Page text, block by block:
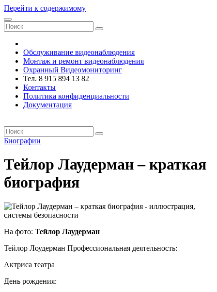
Перейти к содержимому
Обслуживание видеонаблюдения
Монтаж и ремонт видеонаблюдения
Охранный Видеомониторинг
Тел. 8 915 894 13 82
Контакты
Политика конфиденциальности
Документация
Биографии
Тейлор Лаудерман – краткая
биография
На фото: Тейлор Лаудерман
Тейлор Лоудерман Профессиональная деятельность:
Актриса театра
День рождения: